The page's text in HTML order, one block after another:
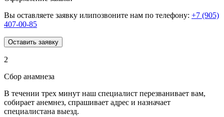
Вы оставляете заявку илипозвоните нам по телефону: +7 (905)
407-00-85
Оставить заявку
2
Сбор анамнеза
В течении трех минут наш специалист перезванивает вам,
собирает анемнез, спрашивает адрес и назначает
специалистана выезд.